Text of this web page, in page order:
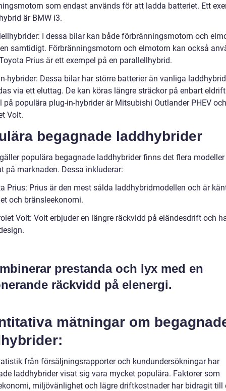
som endast används för att ladda batteriet. Ett
är BMW i3.
I dessa bilar kan både förbränningsmotorn och
samtidigt. Förbränningsmotorn och elmotorn kan också
Prius är ett exempel på en parallellhybrid.
hybrider: Dessa bilar har större batterier än vanliga
via ett eluttag. De kan köras längre sträckor på enbart
på populära plug-in-hybrider är Mitsubishi Outlander PHEV och
Volt.
begagnade laddhybrider
populära begagnade laddhybrider finns det flera
på marknaden. Dessa inkluderar:
Prius: Prius är den mest sålda laddhybridmodellen och är
och bränsleekonomi.
Volt: Volt erbjuder en längre räckvidd på eländesdrift och
prestanda och lyx med en
räckvidd på elenergi.
mätningar om
från försäljningsrapporter och kundundersökningar har
laddhybrider visat sig vara mycket populära. Faktorer som
miljövänlighet och lägre driftkostnader har bidragit till